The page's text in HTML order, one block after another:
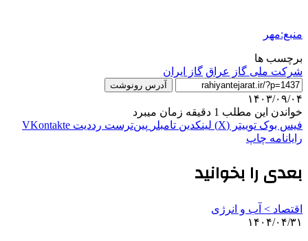
منبع:مهر
برچسب ها
شرکت ملی گاز عراق گاز ایران
آدرس رونوشت
۱۴۰۳/۰۹/۰۴
خواندن این مطلب 1 دقیقه زمان میبرد
فیس بوک توییتر (X) لینکدین ‫تامبلر ‫پین‌ترست ‫رددیت ‫VKontakte
رایانامه چاپ
بعدی را بخوانید
اقتصاد > آب و انرژی
۱۴۰۴/۰۴/۳۱